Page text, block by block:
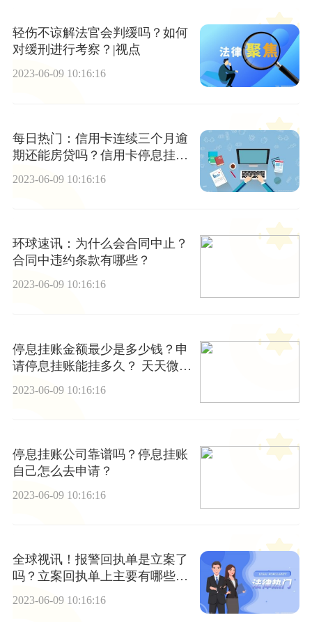
轻伤不谅解法官会判缓吗？如何
对缓刑进行考察？|视点
2023-06-09 10:16:16
每日热门：信用卡连续三个月逾
期还能房贷吗？信用卡停息挂账
2023-06-09 10:16:16
环球速讯：为什么会合同中止？
合同中违约条款有哪些？
2023-06-09 10:16:16
停息挂账金额最少是多少钱？申
请停息挂账能挂多久？ 天天微动
2023-06-09 10:16:16
停息挂账公司靠谱吗？停息挂账
自己怎么去申请？
2023-06-09 10:16:16
全球视讯！报警回执单是立案了
吗？立案回执单上主要有哪些内
容？
2023-06-09 10:16:16